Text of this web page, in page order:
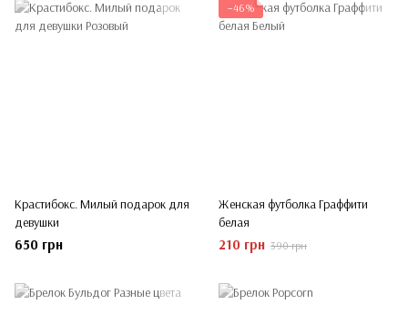
Крастибокс. Милый подарок для
девушки
650 грн
−46%
Женская футболка Граффити
белая
210 грн 390 грн